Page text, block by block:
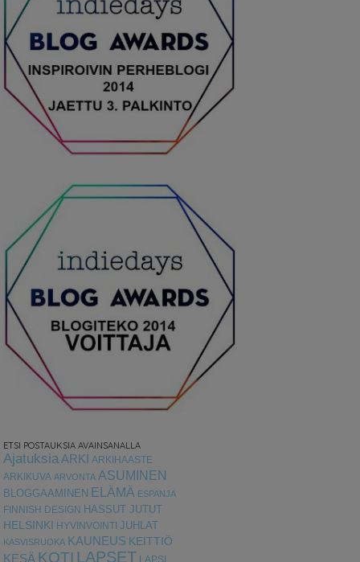
ETSI POSTAUKSIA AVAINSANALLA
AjatuksiaARKI ARKIHAASTE
ARKIKUVA ARVONTA ASUMINEN
BLOGGAAMINEN ELÄMÄ ESPANJA
FINNISH DESIGN HASSUT JUTUT
HELSINKI
HYVINVOINTI JUHLAT
KASVISRUOKA KAUNEUS KEITTIÖ
KESÄ KOTI LAPSET LAPSI